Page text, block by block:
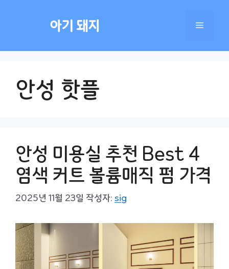
아기 돼지 메
안성 핫플
안성 미용실 추천 Best 4
염색 커트 볼륨매직 펌 가격
2025년 11월 23일 작성자: sig